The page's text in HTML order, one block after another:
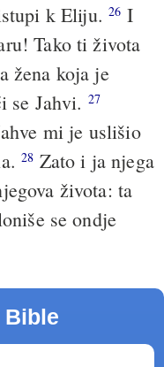
k Eliju.26 I
Tako ti života
žena koja je
se Jahvi. 27
mi je uslišio
28 Zato i ja njega
života: ta
se ondje
Bible